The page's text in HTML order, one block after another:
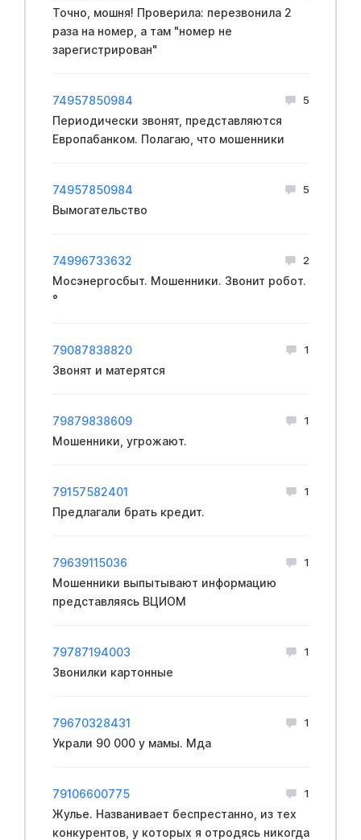
Точно, мошня! Проверила: перезвонила 2
раза на номер, а там "номер не
зарегистрирован"
74957850984 5
Периодически звонят, представляются
Европабанком. Полагаю, что мошенники
74957850984 5
Вымогательство
74996733632 2
Мосэнергосбыт. Мошенники. Звонит робот.
°
79087838820 1
Звонят и матерятся
79879838609 1
Мошенники, угрожают.
79157582401 1
Предлагали брать кредит.
79639115036 1
Мошенники выпытывают информацию
представляясь ВЦИОМ
79787194003 1
Звонилки картонные
79670328431 1
Украли 90 000 у мамы. Мда
79106600775 1
Жулье. Названивает беспрестанно, из тех
конкурентов, у которых я отродясь никогда